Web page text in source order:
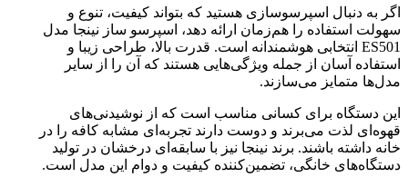
اگر به دنبال اسپرسوسازی هستید که بتواند کیفیت، تنوع و
سهولت استفاده را هم‌زمان ارائه دهد، اسپرسو ساز نینجا مدل
ES501 انتخابی هوشمندانه است. قدرت بالا، طراحی زیبا و
استفاده آسان از جمله ویژگی‌هایی هستند که آن را از سایر
مدل‌ها متمایز می‌سازند.
این دستگاه برای کسانی مناسب است که از نوشیدنی‌های
قهوه‌ای لذت می‌برند و دوست دارند تجربه‌ای مشابه کافه را در
خانه داشته باشند. برند نینجا نیز با سابقه‌ای درخشان در تولید
دستگاه‌های خانگی، تضمین‌کننده کیفیت و دوام این مدل است.